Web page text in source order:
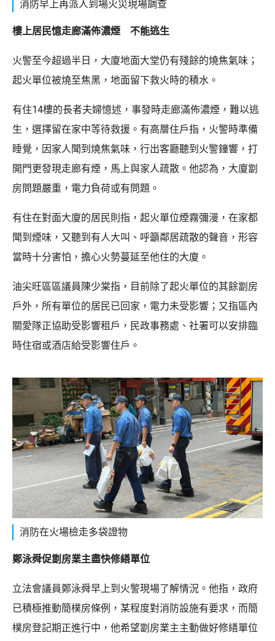
消防早上再派人到場火災現場調查
樓上居民憶走廊滿佈濃煙 不能逃生
火警至今超過半日，大廈地面大堂仍有殘餘的燒焦氣味；
起火單位被燒至焦黑，地面留下救火時的積水。
有住14樓的長者夫婦憶述，事發時走廊滿佈濃煙，難以逃
生，選擇留在家中等待救援。有高層住戶指，火警時準備
睡覺，因家人聞到燒焦氣味，行出客廳聽到火警鐘響，打
開門更發現走廊有煙，馬上與家人疏散。他認為，大廈劏
房問題嚴重，電力負荷或有問題。
有住在對面大廈的居民則指，起火單位煙霧彌漫，在家都
聞到煙味，又聽到有人大叫、呼籲鄰居疏散的聲音，形容
當時十分害怕，擔心火勢蔓延至他住的大廈。
油尖旺區區議員陳少棠指，目前除了起火單位的其餘劏房
戶外，所有單位的居民已回家，電力未受影響；又指區內
關愛隊正協助受影響租戶，民政事務處、社署可以安排臨
時住宿或酒店給受影響住戶。
消防在火場檢走多袋證物
鄭泳舜促劏房業主盡快修繕單位
立法會議員鄭泳舜早上到火警現場了解情況。他指，政府
已積極推動簡樸房條例，某程度對消防設施有要求，而簡
樸房登記期正進行中，他希望劏房業主主動做好修繕單位